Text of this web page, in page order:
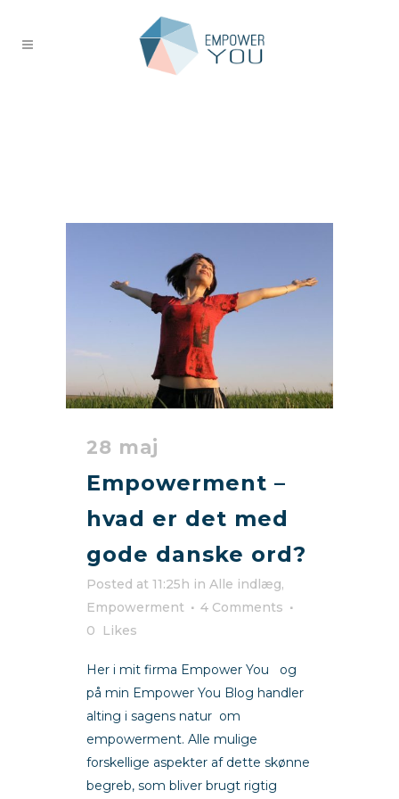
28 maj
Empowerment –
hvad er det med
gode danske ord?
Posted at 11:25h in Alle indlæg,
Empowerment
4 Comments
0
Likes
Her i mit firma Empower You og
på min Empower You Blog handler
alting i sagens natur om
empowerment. Alle mulige
forskellige aspekter af dette skønne
begreb, som bliver brugt rigtig